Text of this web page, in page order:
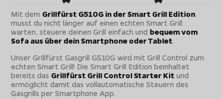
Mit dem Grillfürst G510G in der Smart Grill Edition
musst du nicht länger auf einen echten Smart Grill
warten, steuere deinen Grill einfach und bequem vom
Sofa aus über dein Smartphone oder Tablet.
Unser Grillfürst Gasgrill G510G wird mit Grill Control zum
echten Smart Grill! Die Smart Grill Edition beinhaltet
bereits das Grillfürst Grill Control Starter Kit und
ermöglicht damit das vollautomatische Steuern des
Gasgrills per Smartphone App.